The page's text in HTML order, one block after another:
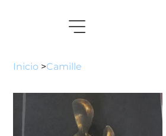
Inicio >Camille